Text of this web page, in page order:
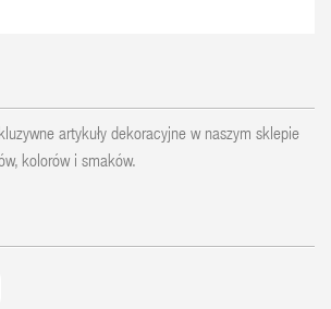
artykuły dekoracyjne w naszym sklepie
kolorów i smaków.